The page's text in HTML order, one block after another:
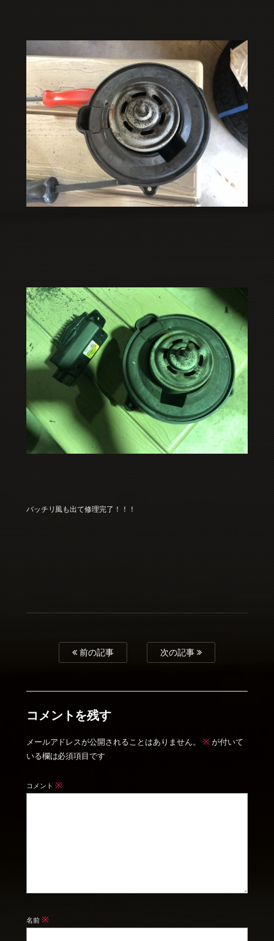
バッチリ風も出て修理完了！！！
前の記事 次の記事
コメントを残す
メールアドレスが公開されることはありません。 ※ が付いて
いる欄は必須項目です
コメント ※
名前 ※